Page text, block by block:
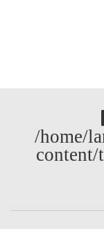
/home/